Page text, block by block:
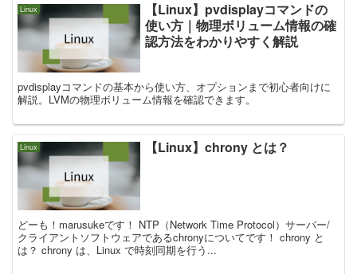
Linux
【Linux】pvdisplayコマンドの
使い方｜物理ボリューム情報の確
認方法をわかりやすく解説
pvdisplayコマンドの基本から使い方、オプションまで初心者向けに
解説。LVMの物理ボリューム情報を確認できます。
Linux 【Linux】chrony とは？
どーも！marusukeです！ NTP（Network Time Protocol）サーバー/
クライアントソフトウェアであるchronyについてです！ chrony と
は？ chrony は、Linux で時刻同期を行う...